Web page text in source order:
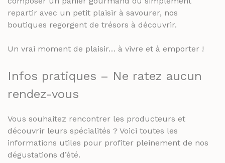
repartir avec un petit plaisir à savourer, nos
boutiques regorgent de trésors à découvrir.
Un vrai moment de plaisir… à vivre et à emporter !
Infos pratiques – Ne ratez aucun
rendez-vous
Vous souhaitez rencontrer les producteurs et
découvrir leurs spécialités ? Voici toutes les
informations utiles pour profiter pleinement de nos
dégustations d’été.